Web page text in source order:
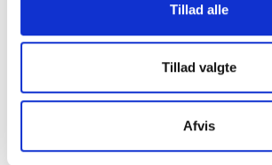
Tillad alle
Tillad valgte
Afvis